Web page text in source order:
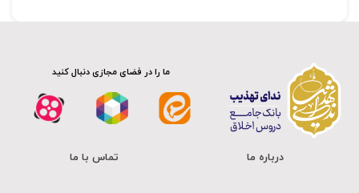
ما را در فضای مجازی دنبال کنید
درباره ما تماس با ما